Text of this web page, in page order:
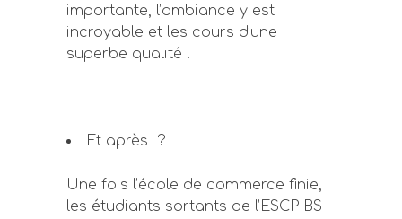
importante, l’ambiance y est
incroyable et les cours d’une
superbe qualité !
Et après ?
Une fois l’école de commerce finie,
les étudiants sortants de l’ESCP BS